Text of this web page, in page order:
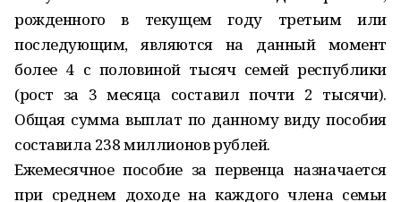
рожденного в текущем году третьим или
последующим, являются на данный момент
более 4 с половиной тысяч семей республики
(рост за 3 месяца составил почти 2 тысячи).
Общая сумма выплат по данному виду пособия
составила 238 миллионов рублей.
Ежемесячное пособие за первенца назначается
при среднем доходе на каждого члена семьи